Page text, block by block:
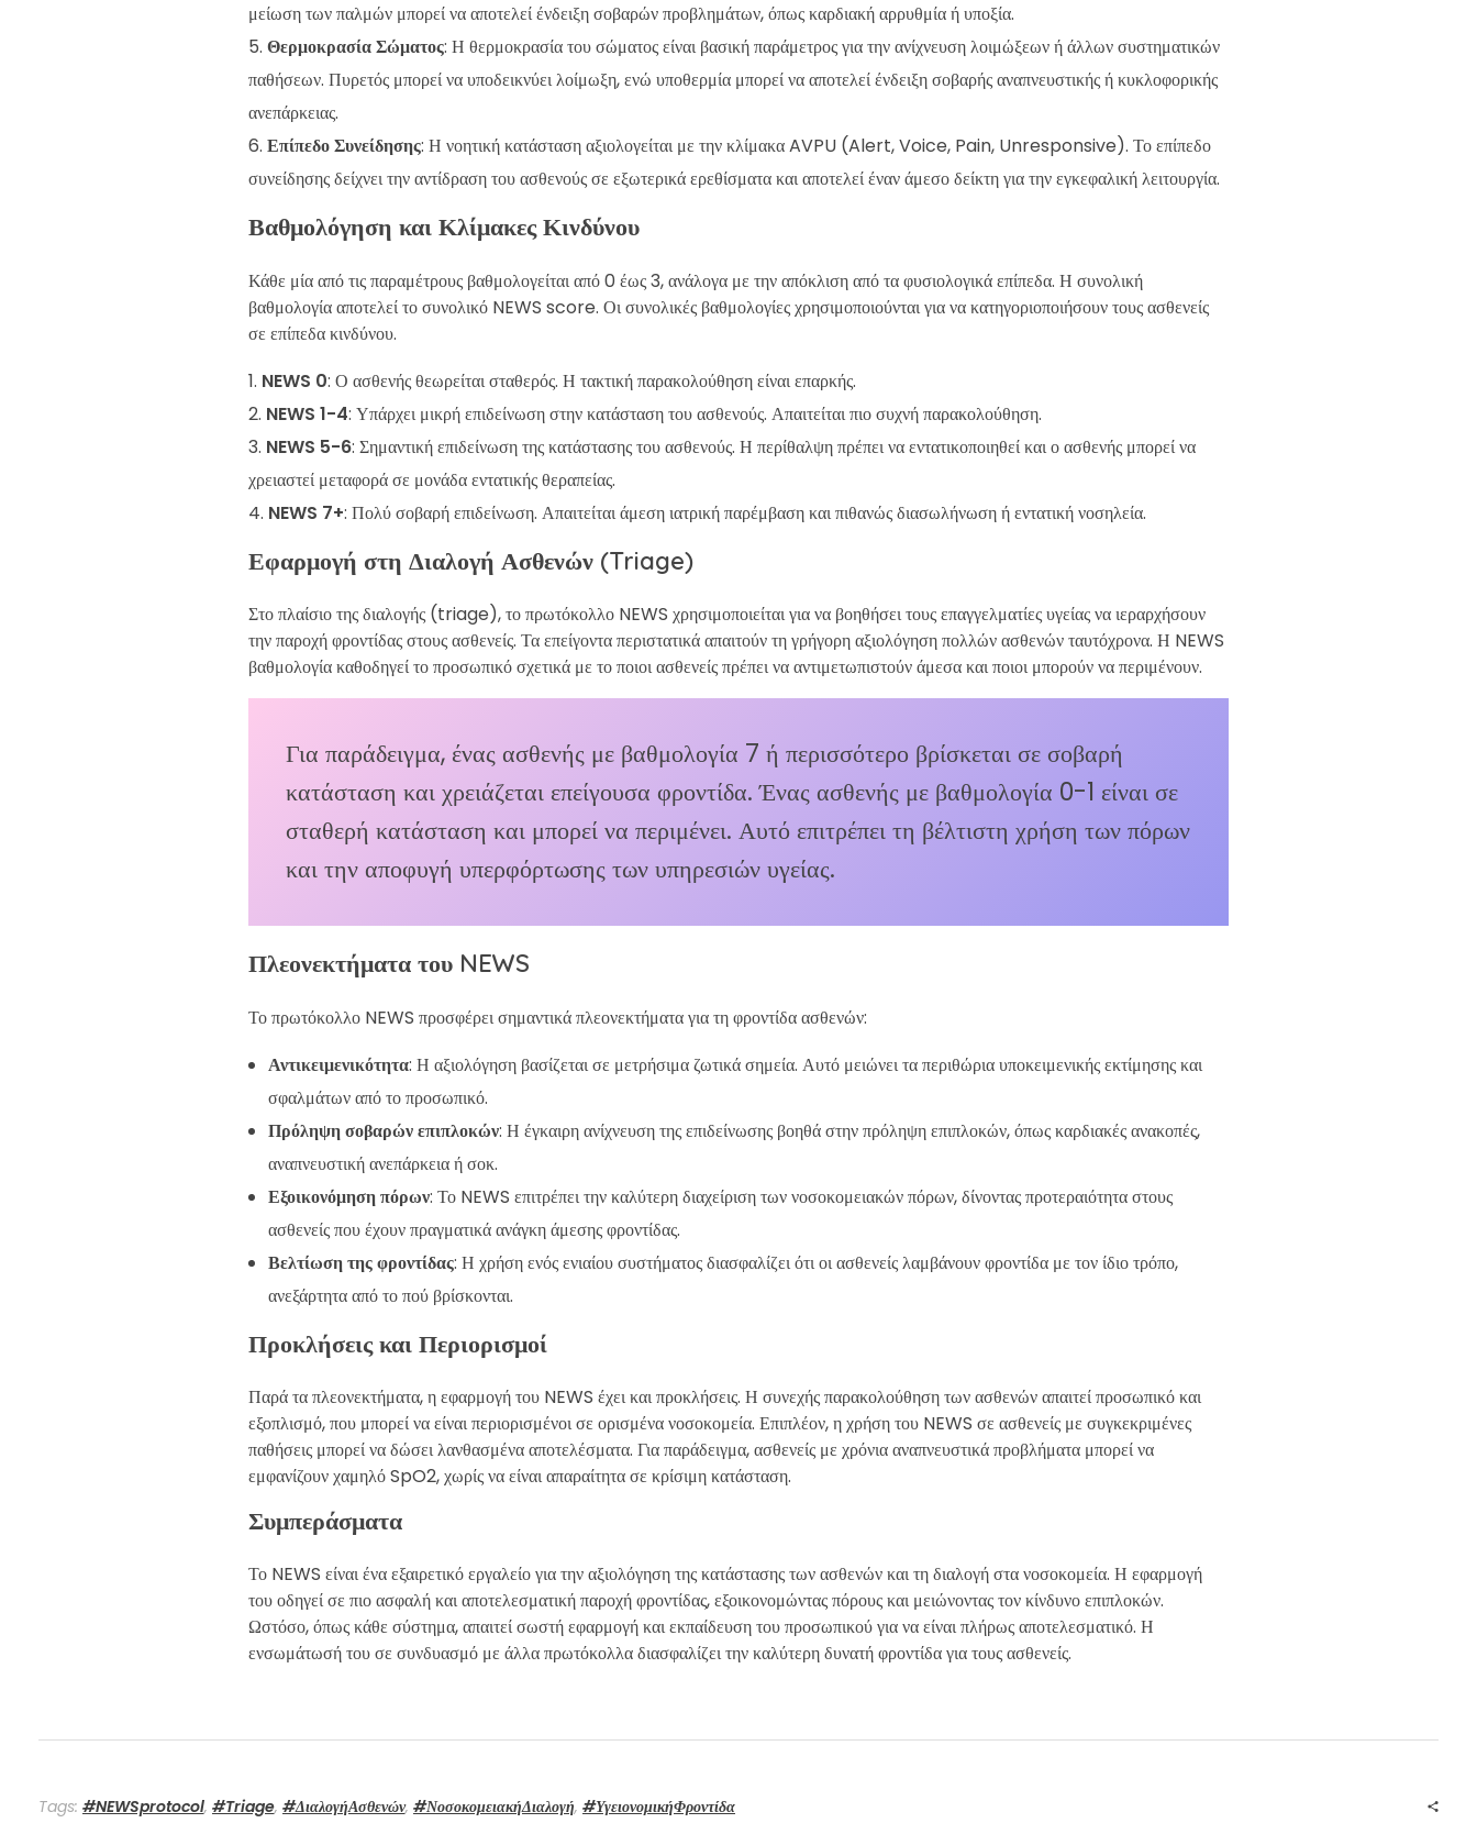
μείωση των παλμών μπορεί να αποτελεί ένδειξη σοβαρών προβλημάτων, όπως καρδιακή αρρυθμία ή υποξία.
Θερμοκρασία Σώματος: Η θερμοκρασία του σώματος είναι βασική παράμετρος για την ανίχνευση λοιμώξεων ή άλλων συστηματικών
παθήσεων. Πυρετός μπορεί να υποδεικνύει λοίμωξη, ενώ υποθερμία μπορεί να αποτελεί ένδειξη σοβαρής αναπνευστικής ή κυκλοφορικής
ανεπάρκειας.
Επίπεδο Συνείδησης: Η νοητική κατάσταση αξιολογείται με την κλίμακα AVPU (Alert, Voice, Pain, Unresponsive). Το επίπεδο
συνείδησης δείχνει την αντίδραση του ασθενούς σε εξωτερικά ερεθίσματα και αποτελεί έναν άμεσο δείκτη για την εγκεφαλική λειτουργία.
Βαθμολόγηση και Κλίμακες Κινδύνου
Κάθε μία από τις παραμέτρους βαθμολογείται από 0 έως 3, ανάλογα με την απόκλιση από τα φυσιολογικά επίπεδα. Η συνολική
βαθμολογία αποτελεί το συνολικό NEWS score. Οι συνολικές βαθμολογίες χρησιμοποιούνται για να κατηγοριοποιήσουν τους ασθενείς
σε επίπεδα κινδύνου.
NEWS 0: Ο ασθενής θεωρείται σταθερός. Η τακτική παρακολούθηση είναι επαρκής.
NEWS 1-4: Υπάρχει μικρή επιδείνωση στην κατάσταση του ασθενούς. Απαιτείται πιο συχνή παρακολούθηση.
NEWS 5-6: Σημαντική επιδείνωση της κατάστασης του ασθενούς. Η περίθαλψη πρέπει να εντατικοποιηθεί και ο ασθενής μπορεί να
χρειαστεί μεταφορά σε μονάδα εντατικής θεραπείας.
NEWS 7+: Πολύ σοβαρή επιδείνωση. Απαιτείται άμεση ιατρική παρέμβαση και πιθανώς διασωλήνωση ή εντατική νοσηλεία.
Εφαρμογή στη Διαλογή Ασθενών (Triage)
Στο πλαίσιο της διαλογής (triage), το πρωτόκολλο NEWS χρησιμοποιείται για να βοηθήσει τους επαγγελματίες υγείας να ιεραρχήσουν
την παροχή φροντίδας στους ασθενείς. Τα επείγοντα περιστατικά απαιτούν τη γρήγορη αξιολόγηση πολλών ασθενών ταυτόχρονα. Η NEWS
βαθμολογία καθοδηγεί το προσωπικό σχετικά με το ποιοι ασθενείς πρέπει να αντιμετωπιστούν άμεσα και ποιοι μπορούν να περιμένουν.
Για παράδειγμα, ένας ασθενής με βαθμολογία 7 ή περισσότερο βρίσκεται σε σοβαρή
κατάσταση και χρειάζεται επείγουσα φροντίδα. Ένας ασθενής με βαθμολογία 0-1 είναι σε
σταθερή κατάσταση και μπορεί να περιμένει. Αυτό επιτρέπει τη βέλτιστη χρήση των πόρων
και την αποφυγή υπερφόρτωσης των υπηρεσιών υγείας.
Πλεονεκτήματα του NEWS
Το πρωτόκολλο NEWS προσφέρει σημαντικά πλεονεκτήματα για τη φροντίδα ασθενών:
Αντικειμενικότητα: Η αξιολόγηση βασίζεται σε μετρήσιμα ζωτικά σημεία. Αυτό μειώνει τα περιθώρια υποκειμενικής εκτίμησης και
σφαλμάτων από το προσωπικό.
Πρόληψη σοβαρών επιπλοκών: Η έγκαιρη ανίχνευση της επιδείνωσης βοηθά στην πρόληψη επιπλοκών, όπως καρδιακές ανακοπές,
αναπνευστική ανεπάρκεια ή σοκ.
Εξοικονόμηση πόρων: Το NEWS επιτρέπει την καλύτερη διαχείριση των νοσοκομειακών πόρων, δίνοντας προτεραιότητα στους
ασθενείς που έχουν πραγματικά ανάγκη άμεσης φροντίδας.
Βελτίωση της φροντίδας: Η χρήση ενός ενιαίου συστήματος διασφαλίζει ότι οι ασθενείς λαμβάνουν φροντίδα με τον ίδιο τρόπο,
ανεξάρτητα από το πού βρίσκονται.
Προκλήσεις και Περιορισμοί
Παρά τα πλεονεκτήματα, η εφαρμογή του NEWS έχει και προκλήσεις. Η συνεχής παρακολούθηση των ασθενών απαιτεί προσωπικό και
εξοπλισμό, που μπορεί να είναι περιορισμένοι σε ορισμένα νοσοκομεία. Επιπλέον, η χρήση του NEWS σε ασθενείς με συγκεκριμένες
παθήσεις μπορεί να δώσει λανθασμένα αποτελέσματα. Για παράδειγμα, ασθενείς με χρόνια αναπνευστικά προβλήματα μπορεί να
εμφανίζουν χαμηλό SpO2, χωρίς να είναι απαραίτητα σε κρίσιμη κατάσταση.
Συμπεράσματα
Το NEWS είναι ένα εξαιρετικό εργαλείο για την αξιολόγηση της κατάστασης των ασθενών και τη διαλογή στα νοσοκομεία. Η εφαρμογή
του οδηγεί σε πιο ασφαλή και αποτελεσματική παροχή φροντίδας, εξοικονομώντας πόρους και μειώνοντας τον κίνδυνο επιπλοκών.
Ωστόσο, όπως κάθε σύστημα, απαιτεί σωστή εφαρμογή και εκπαίδευση του προσωπικού για να είναι πλήρως αποτελεσματικό. Η
ενσωμάτωσή του σε συνδυασμό με άλλα πρωτόκολλα διασφαλίζει την καλύτερη δυνατή φροντίδα για τους ασθενείς.
Tags: #NEWSprotocol, #Triage, #ΔιαλογήΑσθενών, #ΝοσοκομειακήΔιαλογή, #ΥγειονομικήΦροντίδα